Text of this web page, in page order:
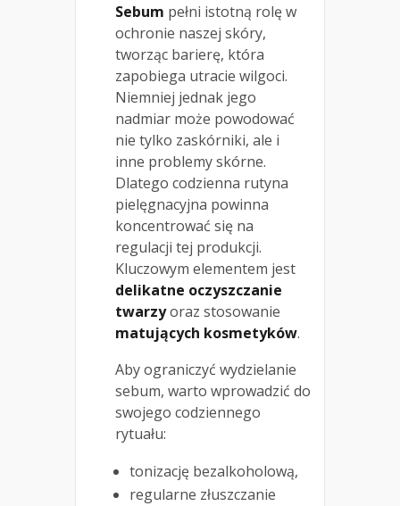
Sebum pełni istotną rolę w
ochronie naszej skóry,
tworząc barierę, która
zapobiega utracie wilgoci.
Niemniej jednak jego
nadmiar może powodować
nie tylko zaskórniki, ale i
inne problemy skórne.
Dlatego codzienna rutyna
pielęgnacyjna powinna
koncentrować się na
regulacji tej produkcji.
Kluczowym elementem jest
delikatne oczyszczanie
twarzyoraz stosowanie
matujących kosmetyków.
Aby ograniczyć wydzielanie
sebum, warto wprowadzić do
swojego codziennego
rytuału:
tonizację bezalkoholową,
regularne złuszczanie